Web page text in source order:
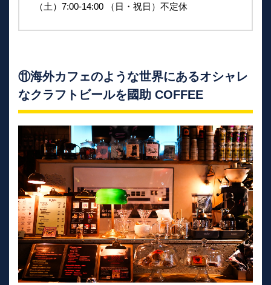
（土）7:00-14:00 （日・祝日）不定休
⑪海外カフェのような世界にあるオシャレ
なクラフトビールを國助 COFFEE